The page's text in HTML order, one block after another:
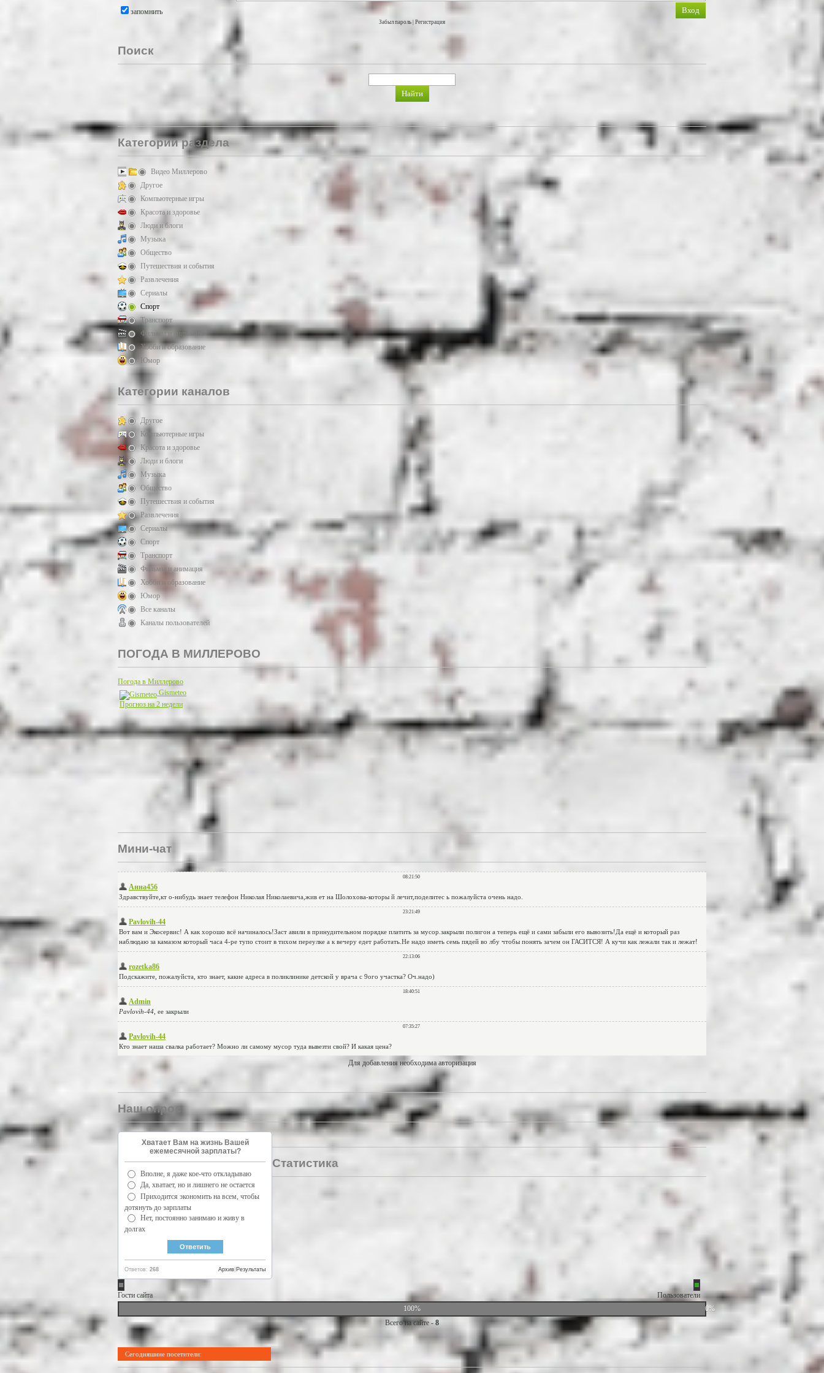
запомнить
Забыл пароль Регистрация
Поиск
Категории раздела
Видео Миллерово
Другое
Компьютерные игры
Красота и здоровье
Люди и блоги
Музыка
Общество
Путешествия и события
Развлечения
Сериалы
Спорт
Транспорт
Фильмы и анимация
Хобби и образование
Юмор
Категории каналов
Другое
Компьютерные игры
Красота и здоровье
Люди и блоги
Музыка
Общество
Путешествия и события
Развлечения
Сериалы
Спорт
Транспорт
Фильмы и анимация
Хобби и образование
Юмор
Все каналы
Каналы пользователей
ПОГОДА В МИЛЛЕРОВО
Погода в Миллерово
Gismeteo
Прогноз на 2 недели
Мини-чат
Для добавления необходима авторизация
Наш опрос
Хватает Вам на жизнь Вашей
ежемесячной зарплаты?
Вполне, я даже кое-что откладываю
Да, хватает, но и лишнего не остается
Приходится экономить на всем, чтобы
дотянуть до зарплаты
Нет, постоянно занимаю и живу в
долгах
Ответов: 268 Результаты
Архив
Статистика
Гости сайта
Пользователи
100%
0%
Всего на сайте -8
Сегодняшние посетители: